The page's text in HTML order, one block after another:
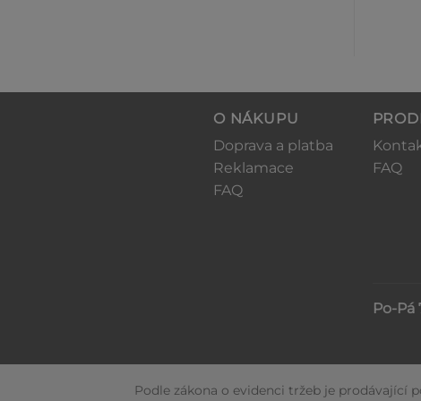
O NÁKUPU
Doprava a platba
Reklamace
FAQ
FAQ
Po-Pá
Podle zákona o evidenci tržeb je prodávající